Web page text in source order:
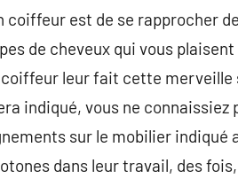
est de se rapprocher
de cheveux qui vous
leur fait cette merveille
indiqué, vous ne connaissiez
sur le mobilier indiqué
dans leur travail, des